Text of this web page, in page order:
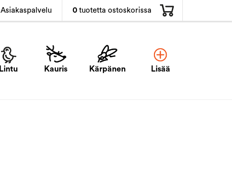
Asiakaspalvelu 0 tuotetta ostoskorissa
Lintu Kauris Kärpänen Lisää